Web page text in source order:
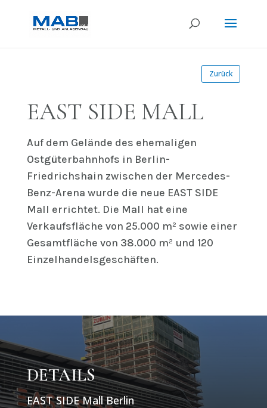
Zurück
EAST SIDE MALL
Auf dem Gelände des ehemaligen
Ostgüterbahnhofs in Berlin-
Friedrichshain zwischen der Mercedes-
Benz-Arena wurde die neue EAST SIDE
Mall errichtet. Die Mall hat eine
Verkaufsfläche von 25.000 m² sowie einer
Gesamtfläche von 38.000 m² und 120
Einzelhandelsgeschäften.
DETAILS
EAST SIDE Mall Berlin